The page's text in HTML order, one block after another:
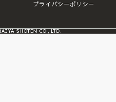
プライバシーポリシー
SHOTEN CO., LTD.